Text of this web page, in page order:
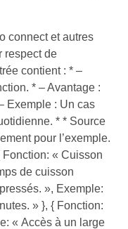
connect et autres
respect de
contient : * –
* – Avantage :
Exemple : Un cas
* * Source
pour l’exemple.
« Cuisson
de cuisson
», Exemple:
» }, { Fonction:
« Accès à un large